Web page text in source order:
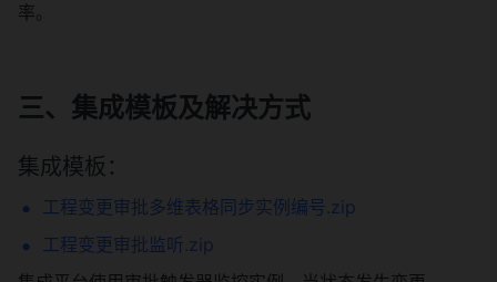
率。
三、集成模板及解决方式
集成模板：
工程变更审批多维表格同步实例编号.zip
工程变更审批监听.zip